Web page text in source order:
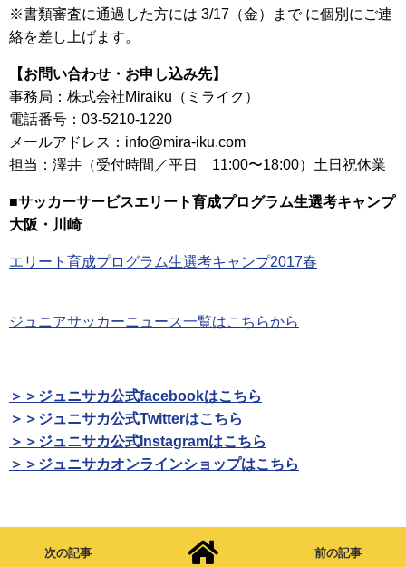
※書類審査に通過した方には 3/17（金）まで に個別にご連
絡を差し上げます。
【お問い合わせ・お申し込み先】
事務局：株式会社Miraiku（ミライク）
電話番号：03-5210-1220
メールアドレス：info@mira-iku.com
担当：澤井（受付時間／平日 11:00〜18:00）土日祝休業
■サッカーサービスエリート育成プログラム生選考キャンプ
大阪・川崎
エリート育成プログラム生選考キャンプ2017春
ジュニアサッカーニュース一覧はこちらから
＞＞ジュニサカ公式facebookはこちら
＞＞ジュニサカ公式Twitterはこちら
＞＞ジュニサカ公式Instagramはこちら
＞＞ジュニサカオンラインショップはこちら
次の記事 前の記事